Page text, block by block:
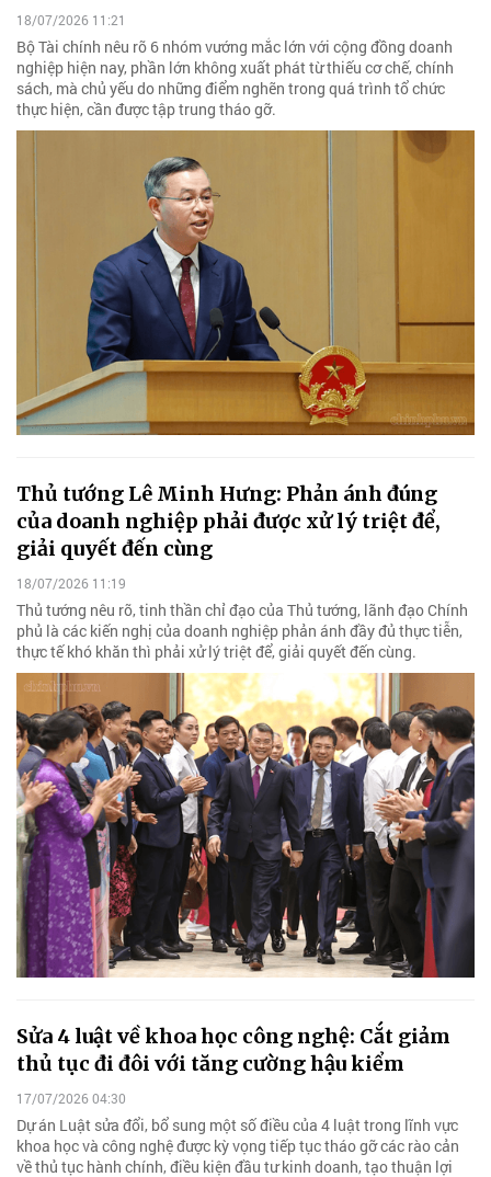
18/07/2026 11:21
Bộ Tài chính nêu rõ 6 nhóm vướng mắc lớn với cộng đồng doanh
nghiệp hiện nay, phần lớn không xuất phát từ thiếu cơ chế, chính
sách, mà chủ yếu do những điểm nghẽn trong quá trình tổ chức
thực hiện, cần được tập trung tháo gỡ.
Thủ tướng Lê Minh Hưng: Phản ánh đúng
của doanh nghiệp phải được xử lý triệt để,
giải quyết đến cùng
18/07/2026 11:19
Thủ tướng nêu rõ, tinh thần chỉ đạo của Thủ tướng, lãnh đạo Chính
phủ là các kiến nghị của doanh nghiệp phản ánh đầy đủ thực tiễn,
thực tế khó khăn thì phải xử lý triệt để, giải quyết đến cùng.
Sửa 4 luật về khoa học công nghệ: Cắt giảm
thủ tục đi đôi với tăng cường hậu kiểm
17/07/2026 04:30
Dự án Luật sửa đổi, bổ sung một số điều của 4 luật trong lĩnh vực
khoa học và công nghệ được kỳ vọng tiếp tục tháo gỡ các rào cản
về thủ tục hành chính, điều kiện đầu tư kinh doanh, tạo thuận lợi